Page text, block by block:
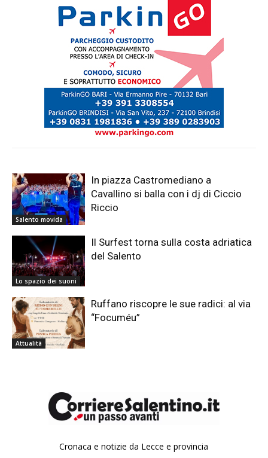
Salento movida
In piazza Castromediano a
Cavallino si balla con i dj di Ciccio
Riccio
Lo spazio dei suoni
Il Surfest torna sulla costa adriatica
del Salento
Attualità
Ruffano riscopre le sue radici: al via
“Focuméu”
Cronaca e notizie da Lecce e provincia